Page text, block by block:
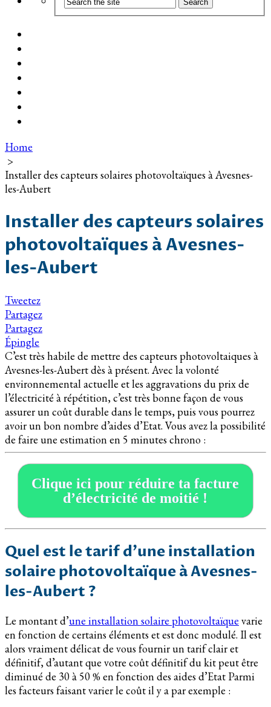
Home
>
Installer des capteurs solaires photovoltaïques à Avesnes-
les-Aubert
Installer des capteurs solaires
photovoltaïques à Avesnes-
les-Aubert
Tweetez
Partagez
Partagez
Épingle
C’est très habile de mettre des capteurs photovoltaiques à
Avesnes-les-Aubert dès à présent. Avec la volonté
environnemental actuelle et les aggravations du prix de
l’électricité à répétition, c’est très bonne façon de vous
assurer un coût durable dans le temps, puis vous pourrez
avoir un bon nombre d’aides d’Etat. Vous avez la possibilité
de faire une estimation en 5 minutes chrono :
Clique ici pour réduire ta facture
d’électricité de moitié !
Quel est le tarif d’une installation
solaire photovoltaïque à Avesnes-
les-Aubert ?
Le montant d’une installation solaire photovoltaïque varie
en fonction de certains éléments et est donc modulé. Il est
alors vraiment délicat de vous fournir un tarif clair et
définitif, d’autant que votre coût définitif du kit peut être
diminué de 30 à 50 % en fonction des aides d’Etat Parmi
les facteurs faisant varier le coût il y a par exemple :